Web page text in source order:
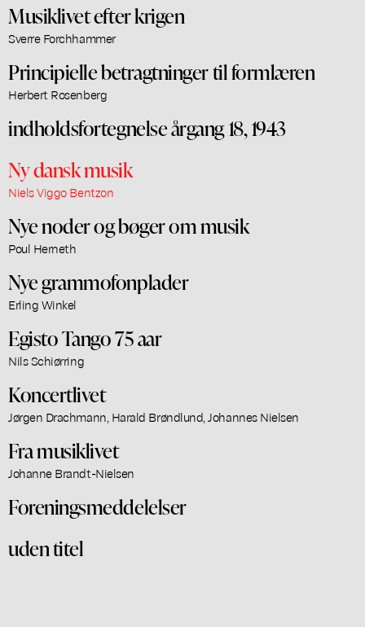
Musiklivet efter krigen
Sverre Forchhammer
Principielle betragtninger til formlæren
Herbert Rosenberg
indholdsfortegnelse årgang 18, 1943
Ny dansk musik
Niels Viggo Bentzon
Nye noder og bøger om musik
Poul Herneth
Nye grammofonplader
Erling Winkel
Egisto Tango 75 aar
Nils Schiørring
Koncertlivet
Jørgen Drachmann, Harald Brøndlund, Johannes Nielsen
Fra musiklivet
Johanne Brandt-Nielsen
Foreningsmeddelelser
uden titel